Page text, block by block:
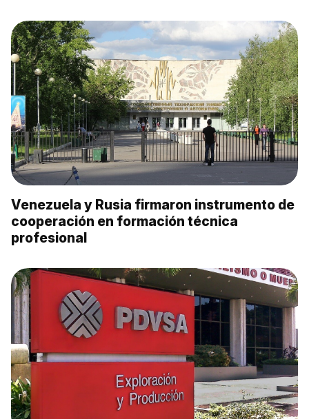
Venezuela y Rusia firmaron instrumento de
cooperación en formación técnica
profesional